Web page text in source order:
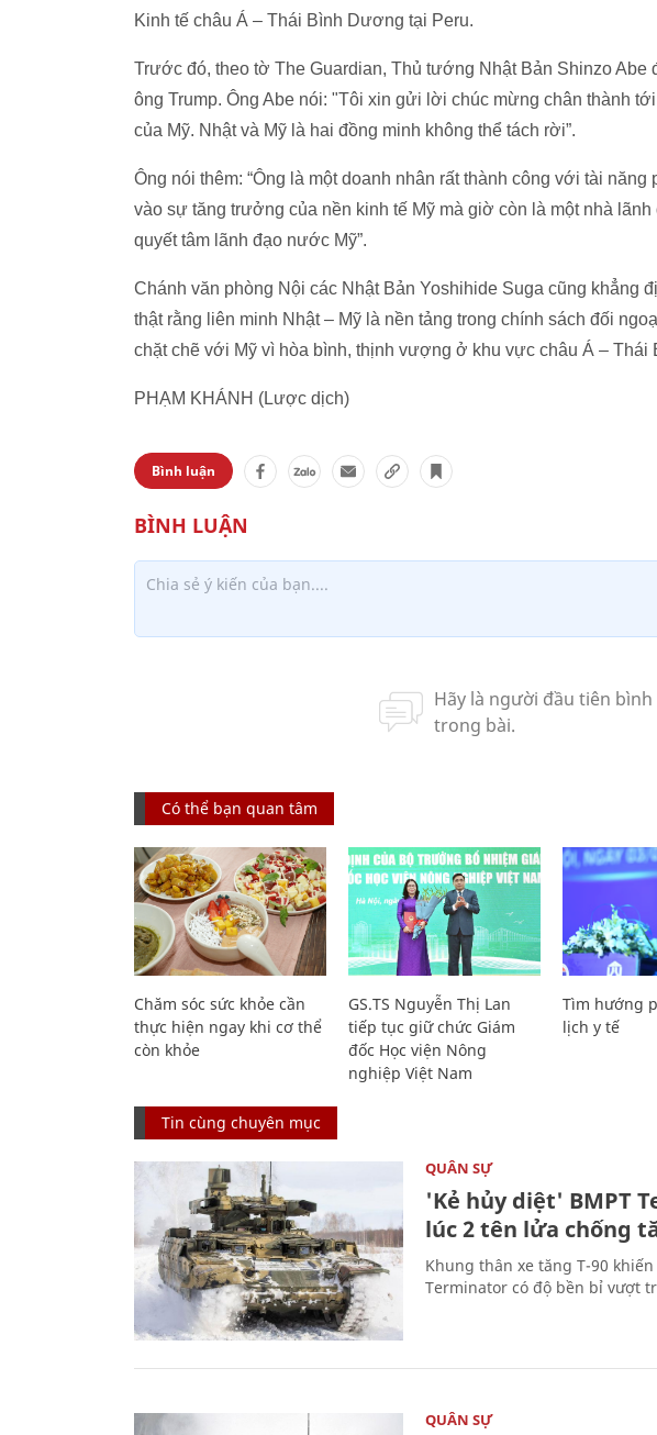
Kinh tế châu Á – Thái Bình Dương tại Peru.
Trước đó, theo tờ The Guardian, Thủ tướng Nhật Bản Shinzo
ông Trump. Ông Abe nói: "Tôi xin gửi lời chúc mừng chân thành
của Mỹ. Nhật và Mỹ là hai đồng minh không thể tách rời”.
Ông nói thêm: “Ông là một doanh nhân rất thành công với tài
vào sự tăng trưởng của nền kinh tế Mỹ mà giờ còn là một nhà
quyết tâm lãnh đạo nước Mỹ”.
Chánh văn phòng Nội các Nhật Bản Yoshihide Suga cũng khẳng
thật rằng liên minh Nhật – Mỹ là nền tảng trong chính sách đối
chặt chẽ với Mỹ vì hòa bình, thịnh vượng ở khu vực châu Á –
PHẠM KHÁNH (Lược dịch)
Bình luận
Có thể bạn quan tâm
Chăm sóc sức khỏe cần
thực hiện ngay khi cơ thể
còn khỏe
GS.TS Nguyễn Thị Lan
tiếp tục giữ chức Giám
đốc Học viện Nông
nghiệp Việt Nam
Tìm hướng
lịch y tế
Tin cùng chuyên mục
QUÂN SỰ
'Kẻ hủy diệt' BMPT
lúc 2 tên lửa chống
Khung thân xe tăng T-90
Terminator có độ bền bỉ vượt
QUÂN SỰ